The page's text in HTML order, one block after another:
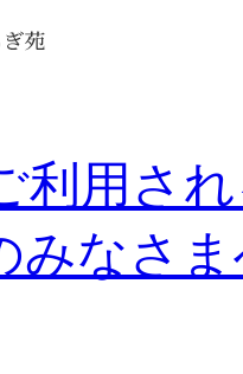
利用さ
みなさ